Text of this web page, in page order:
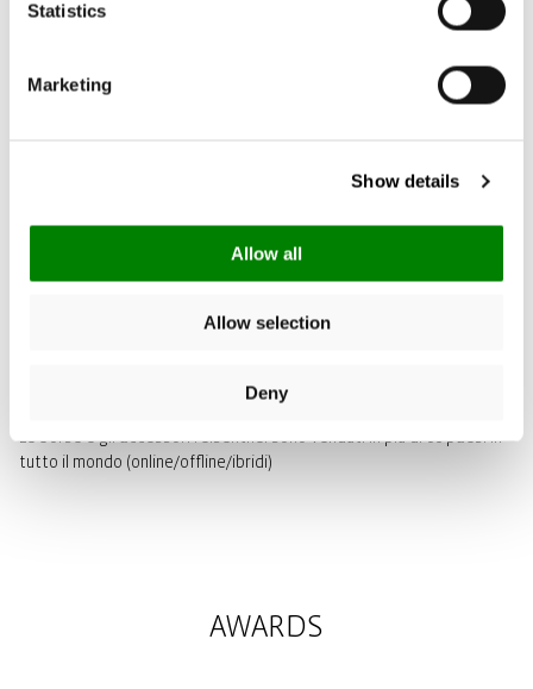
Statistics
Marketing
Show details
Allow all
Allow selection
Deny
VENDITE IN TUTTO IL MONDO
tutto il mondo (online/offline/ibridi)
AWARDS